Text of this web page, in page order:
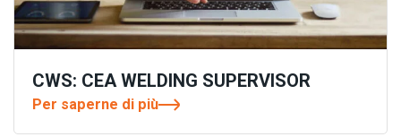
CWS: CEA WELDING SUPERVISOR
Per saperne di più